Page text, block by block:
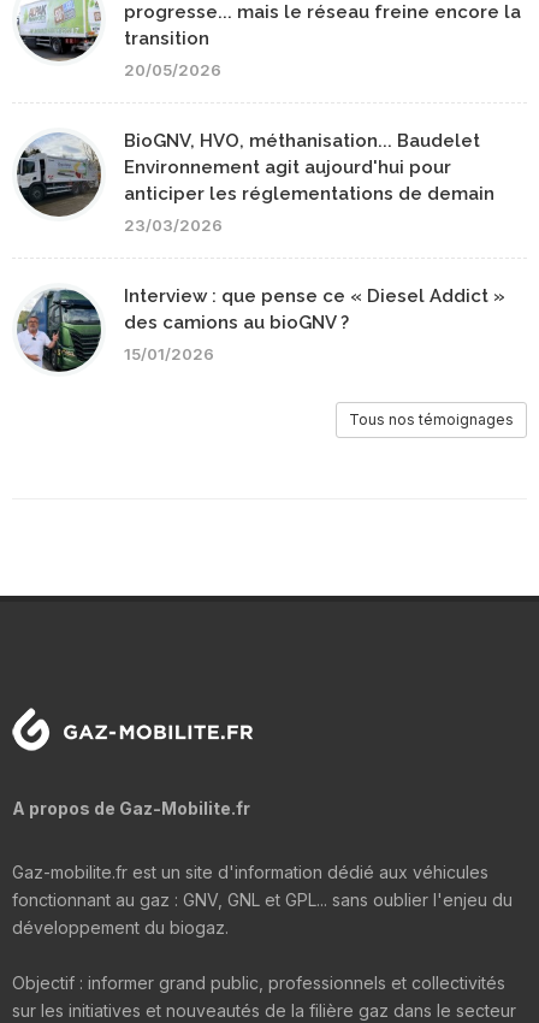
progresse... mais le réseau freine encore la
transition
20/05/2026
BioGNV, HVO, méthanisation... Baudelet
Environnement agit aujourd'hui pour
anticiper les réglementations de demain
23/03/2026
Interview : que pense ce « Diesel Addict »
des camions au bioGNV ?
15/01/2026
Tous nos témoignages
A propos de Gaz-Mobilite.fr
Gaz-mobilite.fr est un site d'information dédié aux véhicules
fonctionnant au gaz : GNV, GNL et GPL... sans oublier l'enjeu du
développement du biogaz.
Objectif : informer grand public, professionnels et collectivités
sur les initiatives et nouveautés de la filière gaz dans le secteur